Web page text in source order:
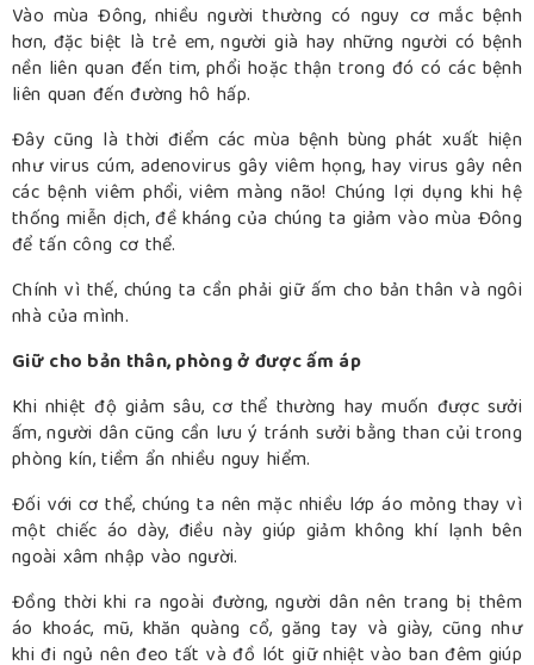
Vào mùa Đông, nhiều người thường có nguy cơ mắc bệnh
hơn, đặc biệt là trẻ em, người già hay những người có bệnh
nền liên quan đến tim, phổi hoặc thận trong đó có các bệnh
liên quan đến đường hô hấp.
Đây cũng là thời điểm các mùa bệnh bùng phát xuất hiện
như virus cúm, adenovirus gây viêm họng, hay virus gây nên
các bệnh viêm phổi, viêm màng não! Chúng lợi dụng khi hệ
thống miễn dịch, đề kháng của chúng ta giảm vào mùa Đông
để tấn công cơ thể.
Chính vì thế, chúng ta cần phải giữ ấm cho bản thân và ngôi
nhà của mình.
Giữ cho bản thân, phòng ở được ấm áp
Khi nhiệt độ giảm sâu, cơ thể thường hay muốn được sưởi
ấm, người dân cũng cần lưu ý tránh sưởi bằng than củi trong
phòng kín, tiềm ẩn nhiều nguy hiểm.
Đối với cơ thể, chúng ta nên mặc nhiều lớp áo mỏng thay vì
một chiếc áo dày, điều này giúp giảm không khí lạnh bên
ngoài xâm nhập vào người.
Đồng thời khi ra ngoài đường, người dân nên trang bị thêm
áo khoác, mũ, khăn quàng cổ, găng tay và giày, cũng như
khi đi ngủ nên đeo tất và đồ lót giữ nhiệt vào ban đêm giúp